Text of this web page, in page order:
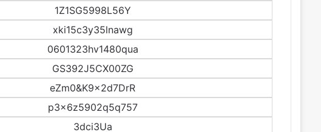
1Z1SG5998L56Y
xki15c3y35lnawg
0601323hv1480qua
GS392J5CX00ZG
eZm0&K9x2d7DrR
p3x6z5902q5q757
3dci3Ua